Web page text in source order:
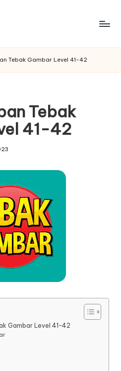
Tebak Gambar Level 41-42
Tebak
41-42
Gambar Level 41-42